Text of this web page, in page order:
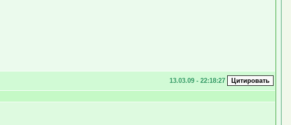
13.03.09 - 22:18:27